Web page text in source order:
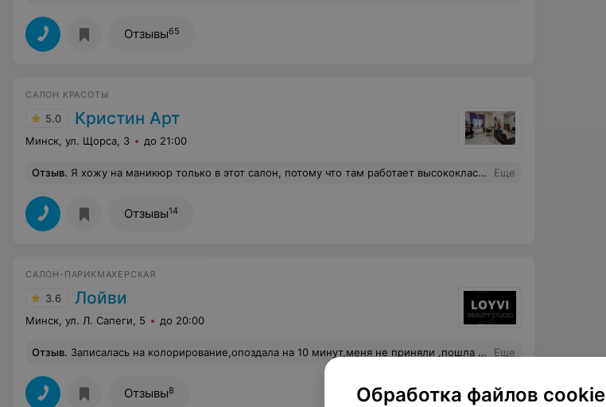
Отзывы65
САЛОН КРАСОТЫ
5.0 Кристин Арт
Минск, ул. Щорса, 3 до 21:00
Отзыв. Я хожу на маникюр только в этот салон, потому что там работает высококлассный мастер Дарья. Своим маникюром я всегда довольна: качество работы, долговременность, а также быстрота работы, что для меня очень важно. Также можно сделать дизайн ногтей любой сложности, как по заказу, так и выбрав среди множества вариантов (хотя выбор нелегкий, хочется все и сразу). Еще
Отзывы14
САЛОН-ПАРИКМАХЕРСКАЯ
3.6 Лойви
Минск, ул. Л. Сапеги, 5 до 20:00
Отзыв. Записалась на колорирование,опоздала на 10 минут,меня не приняли ,пошла навстречу,чтобы краску меньше на 10 минут подержать,краски,которой я хотела,не оказалось в наличии.Вопрос-почему при записи не спросили ?! Еще
Отзывы8 Обработка файлов cookie